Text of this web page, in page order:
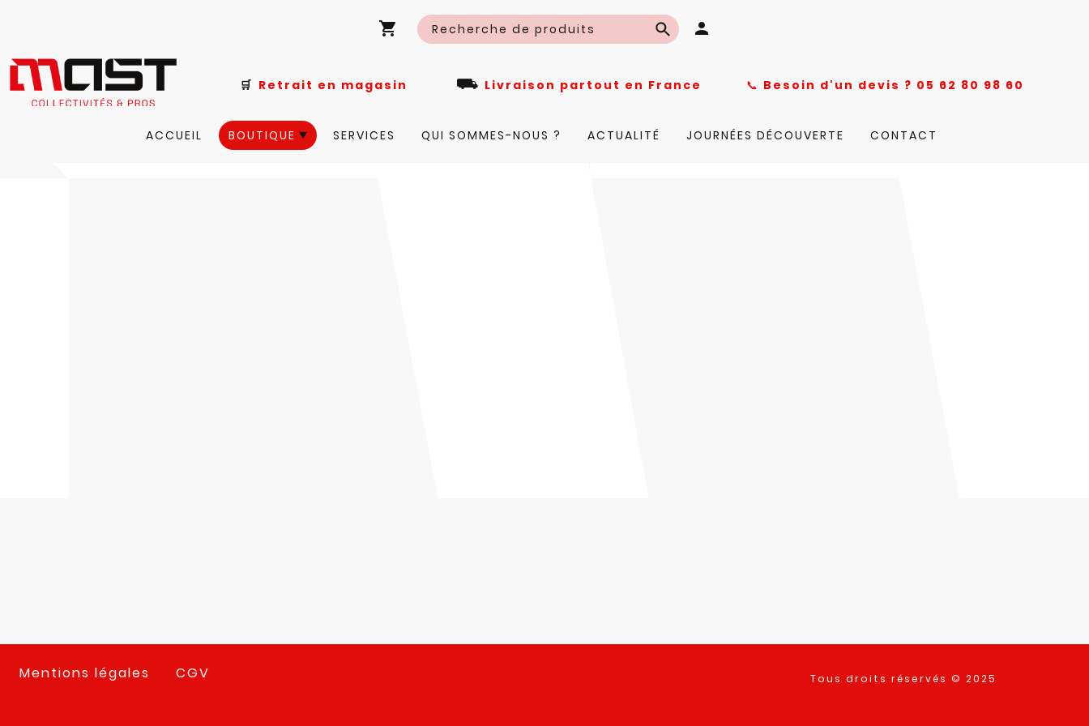
🛒 Retrait en magasin ⛟ Livraison partout en France 📞 Besoin d'un devis ? 05 62 80 98 60
ACCUEIL BOUTIQUE SERVICES QUI SOMMES-NOUS ? ACTUALITÉ JOURNÉES DÉCOUVERTE CONTACT
Mentions légales CGV Tous droits réservés © 2025